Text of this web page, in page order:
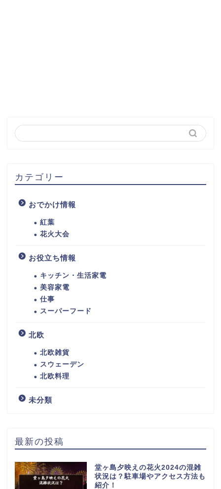
カテゴリー
おでかけ情報
紅葉
花火大会
お役立ち情報
キッチン・生活家電
美容家電
仕事
スーパーフード
北欧
北欧雑貨
スウェーデン
北欧料理
未分類
最新の投稿
堂ヶ島夕映えの花火2024の混雑
状況は？駐車場やアクセス方法も
紹介！